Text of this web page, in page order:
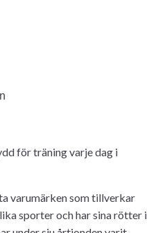
för träning varje dag i
varumärken som tillverkar
sporter och har sina rötter i